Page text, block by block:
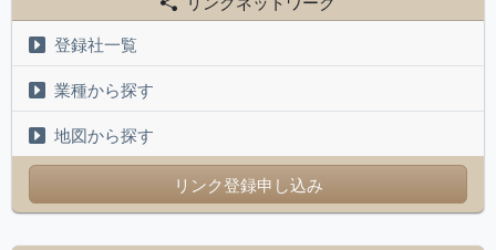
登録社一覧
業種から探す
地図から探す
リンク登録申し込み